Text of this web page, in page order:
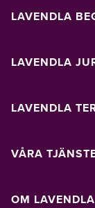
LAVENDLA
LAVENDLA
LAVENDLA
VÅRA
OM LAVENDLA